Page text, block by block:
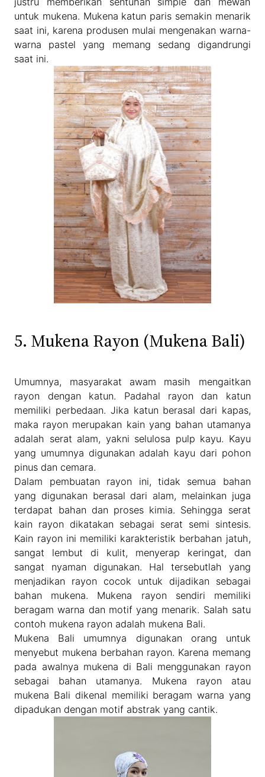
untuk mukena. Mukena katun paris semakin menarik
saat ini, karena produsen mulai mengenakan warna-
warna pastel yang memang sedang digandrungi
saat ini.
5. Mukena Rayon (Mukena Bali)
Umumnya, masyarakat awam masih mengaitkan
rayon dengan katun. Padahal rayon dan katun
memiliki perbedaan. Jika katun berasal dari kapas,
maka rayon merupakan kain yang bahan utamanya
adalah serat alam, yakni selulosa pulp kayu. Kayu
yang umumnya digunakan adalah kayu dari pohon
pinus dan cemara.
Dalam pembuatan rayon ini, tidak semua bahan
yang digunakan berasal dari alam, melainkan juga
terdapat bahan dan proses kimia. Sehingga serat
kain rayon dikatakan sebagai serat semi sintesis.
Kain rayon ini memiliki karakteristik berbahan jatuh,
sangat lembut di kulit, menyerap keringat, dan
sangat nyaman digunakan. Hal tersebutlah yang
menjadikan rayon cocok untuk dijadikan sebagai
bahan mukena. Mukena rayon sendiri memiliki
beragam warna dan motif yang menarik. Salah satu
contoh mukena rayon adalah mukena Bali.
Mukena Bali umumnya digunakan orang untuk
menyebut mukena berbahan rayon. Karena memang
pada awalnya mukena di Bali menggunakan rayon
sebagai bahan utamanya. Mukena rayon atau
mukena Bali dikenal memiliki beragam warna yang
dipadukan dengan motif abstrak yang cantik.